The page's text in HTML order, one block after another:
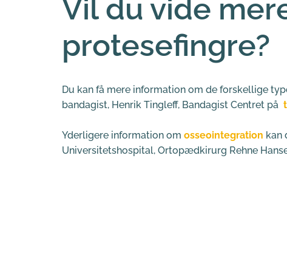
Vil du vide
protesefingre?
Du kan få mere information om de forskellige
bandagist, Henrik Tingleff, Bandagist Centret på
Yderligere information om osseointegration kan
Universitetshospital, Ortopædkirurg Rehne